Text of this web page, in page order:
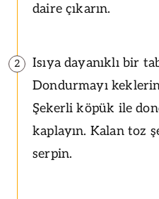
daire çıkarın.
2
Isıya dayanıklı bir
Dondurmayı
Şekerli köpük ile
kaplayın. Kalan toz
serpin.